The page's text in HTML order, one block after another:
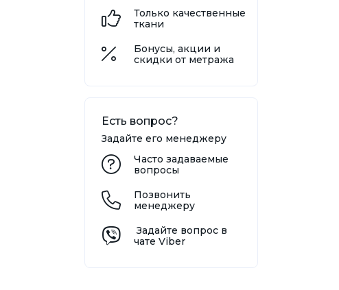
Только качественные
ткани
Бонусы, акции и
скидки от метража
Есть вопрос?
Задайте его менеджеру
Часто задаваемые
вопросы
Позвонить
менеджеру
Задайте вопрос в
чате Viber